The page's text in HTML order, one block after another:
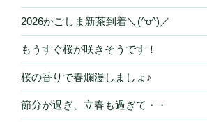
2026かごしま新茶到着＼(^o^)／
もうすぐ桜が咲きそうです！
桜の香りで春爛漫しましょ♪
節分が過ぎ、立春も過ぎて・・